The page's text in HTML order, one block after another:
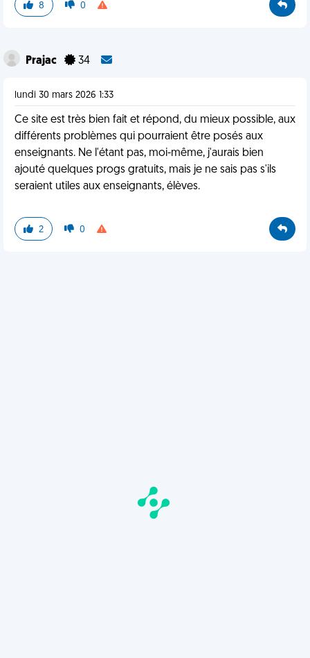
8 0
Prajac 34
lundi 30 mars 2026 1:33
Ce site est très bien fait et répond, du mieux possible, aux
différents problèmes qui pourraient être posés aux
enseignants. Ne l'étant pas, moi-même, j'aurais bien
ajouté quelques progs gratuits, mais je ne sais pas s'ils
seraient utiles aux enseignants, élèves.
2 0